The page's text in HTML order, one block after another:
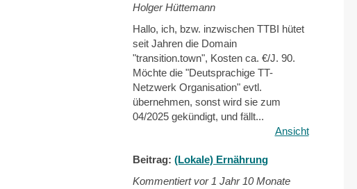
Holger Hüttemann
Hallo, ich, bzw. inzwischen TTBI hütet
seit Jahren die Domain
"transition.town", Kosten ca. €/J. 90.
Möchte die "Deutsprachige TT-
Netzwerk Organisation" evtl.
übernehmen, sonst wird sie zum
04/2025 gekündigt, und fällt...
Ansicht
Beitrag:(Lokale) Ernährung
Kommentiert vor 1 Jahr 10 Monate